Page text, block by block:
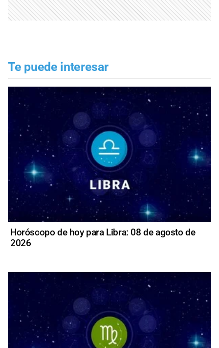
Te puede interesar
Horóscopo de hoy para Libra: 08 de agosto de
2026